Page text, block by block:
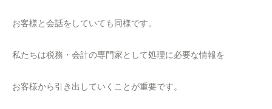
お客様と会話をしていても同様です。
私たちは税務・会計の専門家として処理に必要な情報を
お客様から引き出していくことが重要です。